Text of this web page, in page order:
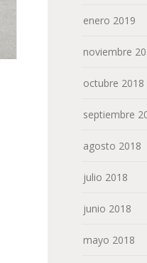
enero 2019
noviembre
octubre 2018
septiembre
agosto 2018
julio 2018
junio 2018
mayo 2018